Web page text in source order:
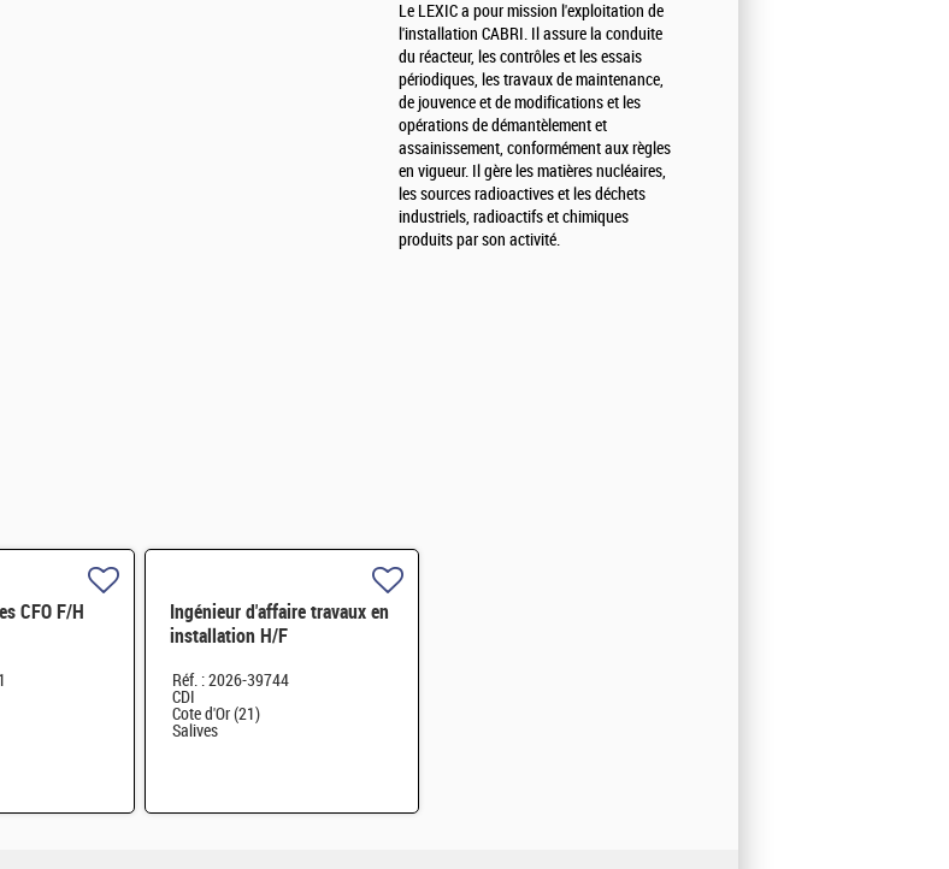
Le LEXIC a pour mission l'exploitation de
l'installation CABRI. Il assure la conduite
du réacteur, les contrôles et les essais
périodiques, les travaux de maintenance,
de jouvence et de modifications et les
opérations de démantèlement et
assainissement, conformément aux règles
en vigueur. Il gère les matières nucléaires,
les sources radioactives et les déchets
industriels, radioactifs et chimiques
produits par son activité.
CFO F/H
Ingénieur d'affaire travaux en
installation H/F
Réf. : 2026-39744
CDI
Cote d'Or (21)
Salives